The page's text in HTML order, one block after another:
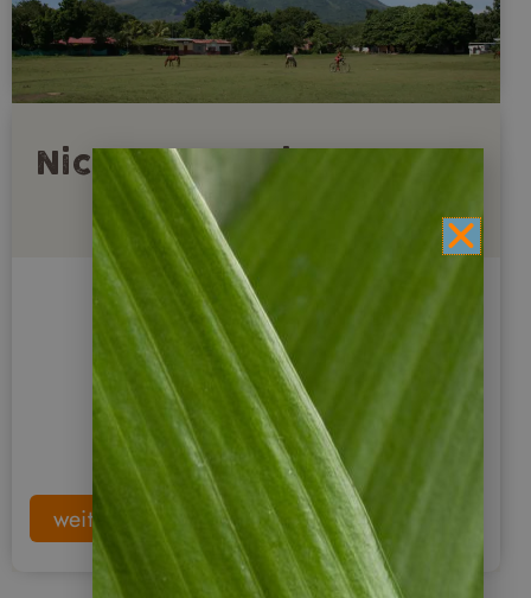
Nicaragua Reisen heute
weiterlesen